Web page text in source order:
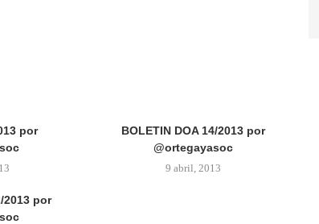
por
BOLETIN DOA 14/2013 por
@ortegayasoc
9 abril, 2013
2013 por